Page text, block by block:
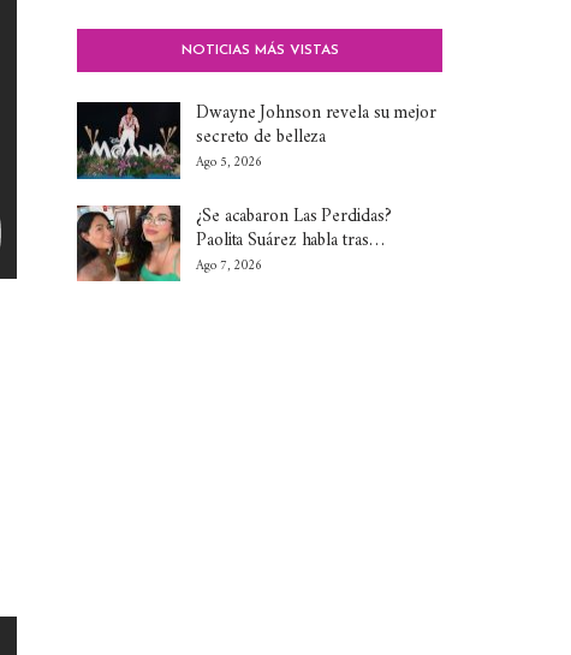
NOTICIAS MÁS VISTAS
Dwayne Johnson revela su mejor
secreto de belleza
Ago 5, 2026
¿Se acabaron Las Perdidas?
Paolita Suárez habla tras…
Ago 7, 2026